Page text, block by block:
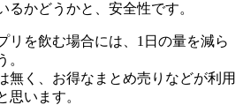
るかどうかと、安全性です。
リを飲む場合には、1日の量を減ら
。
無く、お得なまとめ売りなどが利用
思います。